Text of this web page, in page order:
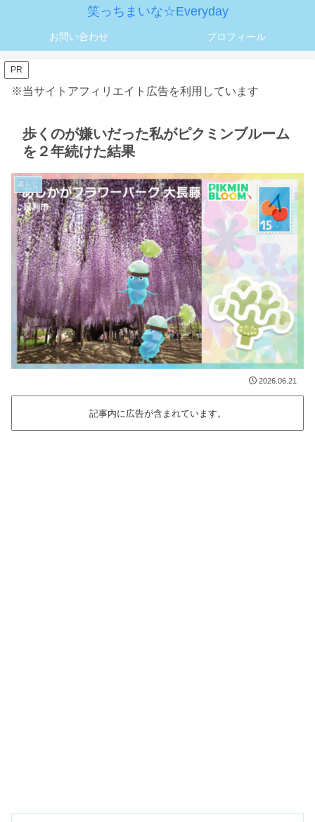
笑っちまいな☆Everyday
お問い合わせ プロフィール
PR
※当サイトアフィリエイト広告を利用しています
歩くのが嫌いだった私がピクミンブルーム
を２年続けた結果
暮らし
2026.06.21
記事内に広告が含まれています。